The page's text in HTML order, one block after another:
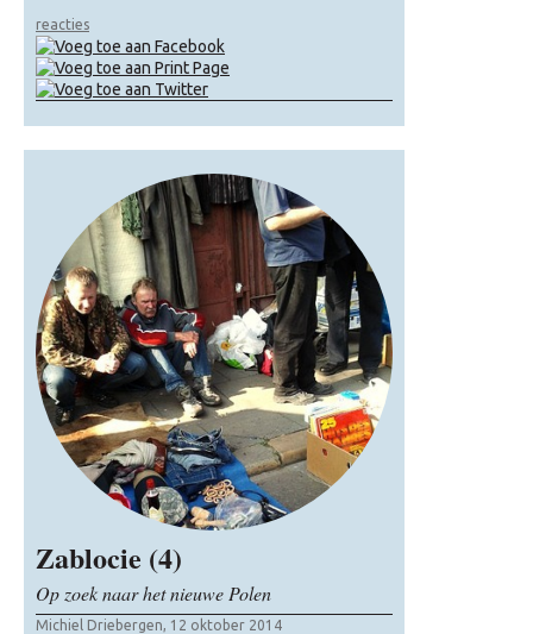
reacties
Zablocie (4)
Op zoek naar het nieuwe Polen
Michiel Driebergen, 12 oktober 2014